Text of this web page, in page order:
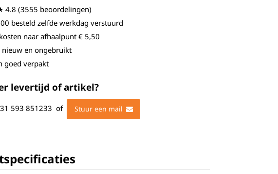
(3555 beoordelingen)
besteld zelfde werkdag verstuurd
naar afhaalpunt € 5,50
nieuw en ongebruikt
goed verpakt
levertijd of artikel?
593 851233 of Stuur een mail